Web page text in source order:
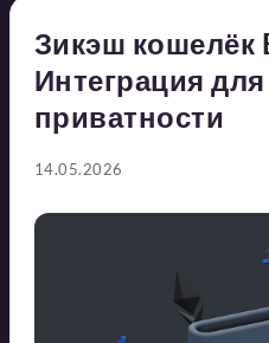
Зикэш кошелёк
Интеграция
приватности
14.05.2026